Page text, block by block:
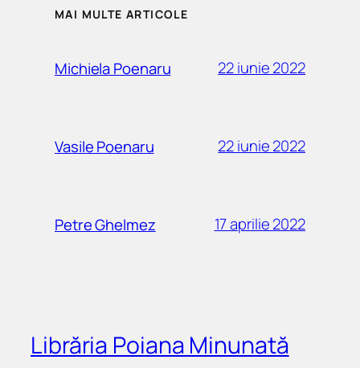
MAI MULTE ARTICOLE
Michiela Poenaru 22 iunie 2022
Vasile Poenaru 22 iunie 2022
Petre Ghelmez 17 aprilie 2022
Librăria Poiana Minunată